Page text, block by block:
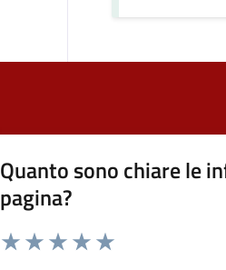
Quanto sono chiare le
pagina?